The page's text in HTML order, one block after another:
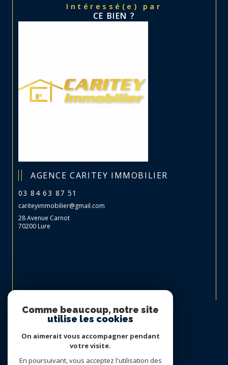
Intéressé(e) par
CE BIEN ?
AGENCE CARITEY IMMOBILIER
03 84 63 87 51
cariteyimmobilier@gmail.com
28 Avenue Carnot
70200 Lure
Comme beaucoup, notre site
utilise les cookies
On aimerait vous accompagner pendant
votre visite.
En poursuivant, vous acceptez l'utilisation des